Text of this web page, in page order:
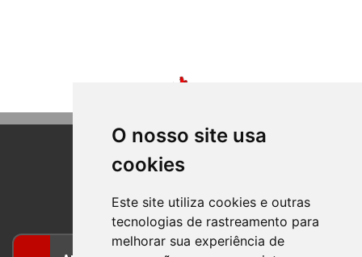
O nosso site usa
cookies
Este site utiliza cookies e outras
tecnologias de rastreamento para
melhorar sua experiência de
BOM PRINCIPIO
RIO GRANDE DO SUL